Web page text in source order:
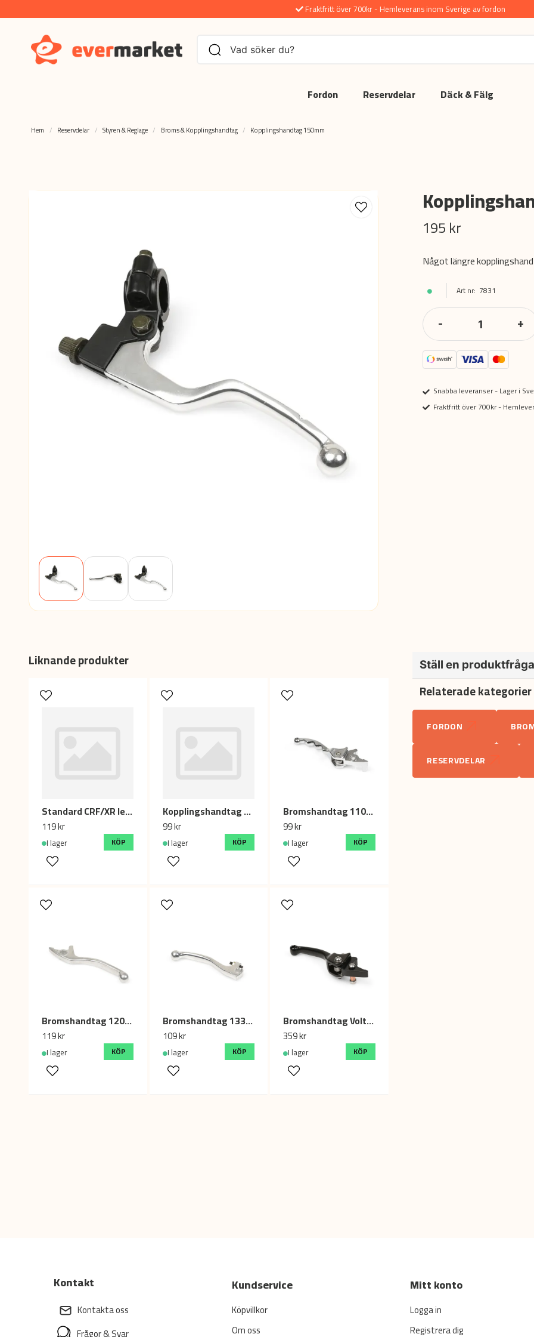
Fraktfritt över 700kr - Hemleverans inom Sverige av fordon
Fordon Reservdelar Däck & Fälg
Hem Reservdelar Styren & Reglage Broms & Kopplingshandtag Kopplingshandtag 150mm
195 kr
Något längre
7831
- +
Snabba leveranser - Lager i
Fraktfritt över 700kr -
Liknande produkter
Standard CRF/XR left clutch handle + right brake handle
119 kr
I lager KÖP
Kopplingshandtag cross / Fiddy 125cc
99 kr
I lager KÖP
Bromshandtag 110mm (unbreakable) Dirtbike/Fiddy
99 kr
I lager KÖP
Bromshandtag 120mm Dirtbike/Fiddy
119 kr
I lager KÖP
Bromshandtag 133mm MC / Moped - Silver
109 kr
I lager KÖP
Bromshandtag Volt, Fällbart 110mm
359 kr
I lager KÖP
Ställ en produktfråga
question
Fråga oss något om denna
nameNamn
Relaterade kategorier
FORDON
RESERVDELAR
Kontakt
Kontakta oss
Kundservice
Köpvillkor
Om oss
Mitt konto
Logga in
Registrera dig